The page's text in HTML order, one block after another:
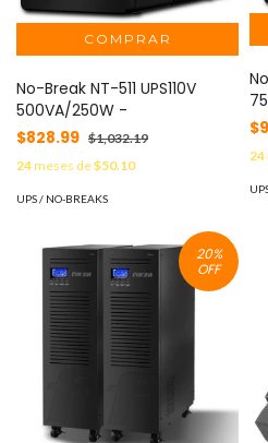
No-Break NT-511 UPS110V
500VA/250W -
$828.99 $1,032.19
24meses de$50.10
UPS / NO-BREAKS
24
20%
OFF